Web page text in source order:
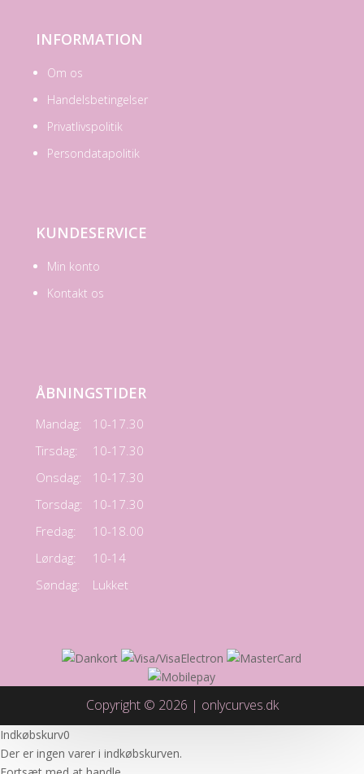
INFORMATION
Om os
Handelsbetingelser
Privatlivspolitik
Persondatapolitik
KUNDESERVICE
Min konto
Kontakt os
ÅBNINGSTIDER
Mandag:
10-17.30
Tirsdag:
10-17.30
Onsdag:
10-17.30
Torsdag:
10-17.30
Fredag:
10-18.00
Lørdag:
10-14
Søndag:
Lukket
Copyright © 2026 | onlycurves.dk
Indkøbskurv0
Der er ingen varer i indkøbskurven.